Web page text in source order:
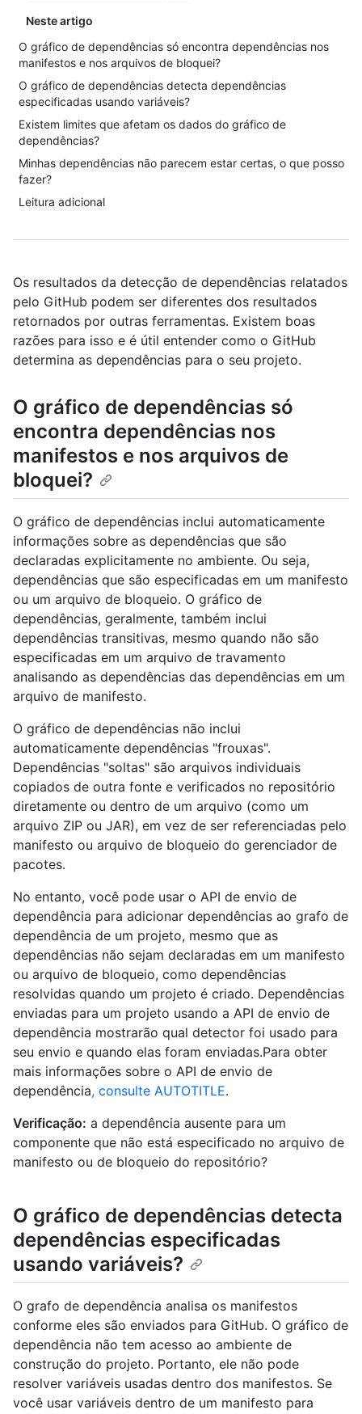
Neste artigo
O gráfico de dependências só encontra dependências nos
manifestos e nos arquivos de bloquei?
O gráfico de dependências detecta dependências
especificadas usando variáveis?
Existem limites que afetam os dados do gráfico de
dependências?
Minhas dependências não parecem estar certas, o que posso
fazer?
Leitura adicional
Os resultados da detecção de dependências relatados
pelo GitHub podem ser diferentes dos resultados
retornados por outras ferramentas. Existem boas
razões para isso e é útil entender como o GitHub
determina as dependências para o seu projeto.
O gráfico de dependências só
encontra dependências nos
manifestos e nos arquivos de
bloquei?
O gráfico de dependências inclui automaticamente
informações sobre as dependências que são
declaradas explicitamente no ambiente. Ou seja,
dependências que são especificadas em um manifesto
ou um arquivo de bloqueio. O gráfico de
dependências, geralmente, também inclui
dependências transitivas, mesmo quando não são
especificadas em um arquivo de travamento
analisando as dependências das dependências em um
arquivo de manifesto.
O gráfico de dependências não inclui
automaticamente dependências "frouxas".
Dependências "soltas" são arquivos individuais
copiados de outra fonte e verificados no repositório
diretamente ou dentro de um arquivo (como um
arquivo ZIP ou JAR), em vez de ser referenciadas pelo
manifesto ou arquivo de bloqueio do gerenciador de
pacotes.
No entanto, você pode usar o API de envio de
dependência para adicionar dependências ao grafo de
dependência de um projeto, mesmo que as
dependências não sejam declaradas em um manifesto
ou arquivo de bloqueio, como dependências
resolvidas quando um projeto é criado. Dependências
enviadas para um projeto usando a API de envio de
dependência mostrarão qual detector foi usado para
seu envio e quando elas foram enviadas.Para obter
mais informações sobre o API de envio de
dependência, consulte AUTOTITLE.
Verificação: a dependência ausente para um
componente que não está especificado no arquivo de
manifesto ou de bloqueio do repositório?
O gráfico de dependências detecta
dependências especificadas
usando variáveis?
O grafo de dependência analisa os manifestos
conforme eles são enviados para GitHub. O gráfico de
dependência não tem acesso ao ambiente de
construção do projeto. Portanto, ele não pode
resolver variáveis usadas dentro dos manifestos. Se
você usar variáveis dentro de um manifesto para